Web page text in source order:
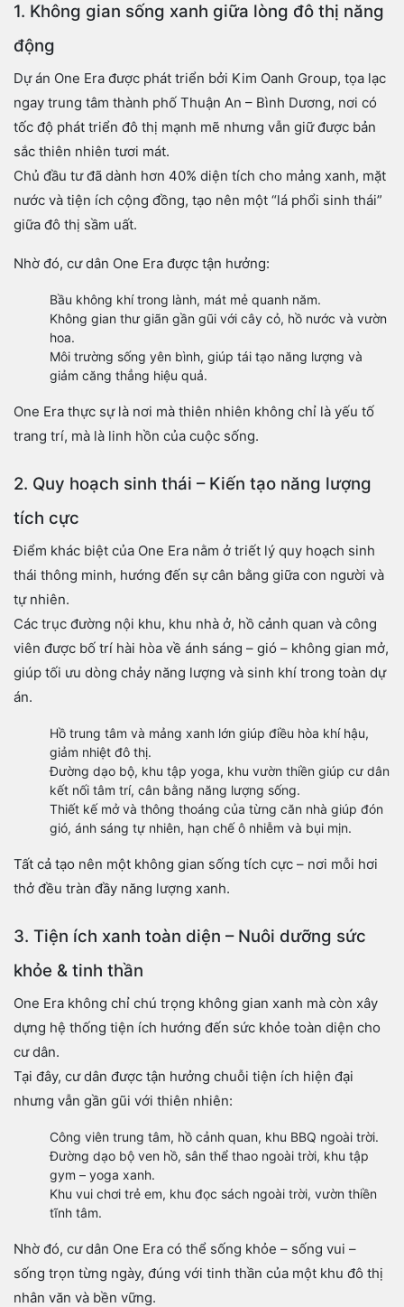
1. Không gian sống xanh giữa lòng đô thị năng
động
Dự án One Era được phát triển bởi Kim Oanh Group, tọa lạc
ngay trung tâm thành phố Thuận An – Bình Dương, nơi có
tốc độ phát triển đô thị mạnh mẽ nhưng vẫn giữ được bản
sắc thiên nhiên tươi mát.
Chủ đầu tư đã dành hơn 40% diện tích cho mảng xanh, mặt
nước và tiện ích cộng đồng, tạo nên một “lá phổi sinh thái”
giữa đô thị sầm uất.
Nhờ đó, cư dân One Era được tận hưởng:
Bầu không khí trong lành, mát mẻ quanh năm.
Không gian thư giãn gần gũi với cây cỏ, hồ nước và vườn
hoa.
Môi trường sống yên bình, giúp tái tạo năng lượng và
giảm căng thẳng hiệu quả.
One Era thực sự là nơi mà thiên nhiên không chỉ là yếu tố
trang trí, mà là linh hồn của cuộc sống.
2. Quy hoạch sinh thái – Kiến tạo năng lượng
tích cực
Điểm khác biệt của One Era nằm ở triết lý quy hoạch sinh
thái thông minh, hướng đến sự cân bằng giữa con người và
tự nhiên.
Các trục đường nội khu, khu nhà ở, hồ cảnh quan và công
viên được bố trí hài hòa về ánh sáng – gió – không gian mở,
giúp tối ưu dòng chảy năng lượng và sinh khí trong toàn dự
án.
Hồ trung tâm và mảng xanh lớn giúp điều hòa khí hậu,
giảm nhiệt đô thị.
Đường dạo bộ, khu tập yoga, khu vườn thiền giúp cư dân
kết nối tâm trí, cân bằng năng lượng sống.
Thiết kế mở và thông thoáng của từng căn nhà giúp đón
gió, ánh sáng tự nhiên, hạn chế ô nhiễm và bụi mịn.
Tất cả tạo nên một không gian sống tích cực – nơi mỗi hơi
thở đều tràn đầy năng lượng xanh.
3. Tiện ích xanh toàn diện – Nuôi dưỡng sức
khỏe & tinh thần
One Era không chỉ chú trọng không gian xanh mà còn xây
dựng hệ thống tiện ích hướng đến sức khỏe toàn diện cho
cư dân.
Tại đây, cư dân được tận hưởng chuỗi tiện ích hiện đại
nhưng vẫn gần gũi với thiên nhiên:
Công viên trung tâm, hồ cảnh quan, khu BBQ ngoài trời.
Đường dạo bộ ven hồ, sân thể thao ngoài trời, khu tập
gym – yoga xanh.
Khu vui chơi trẻ em, khu đọc sách ngoài trời, vườn thiền
tĩnh tâm.
Nhờ đó, cư dân One Era có thể sống khỏe – sống vui –
sống trọn từng ngày, đúng với tinh thần của một khu đô thị
nhân văn và bền vững.